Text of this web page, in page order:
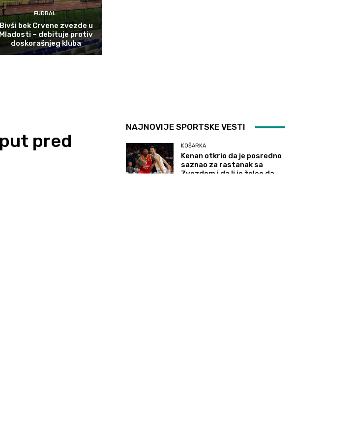
FUDBAL
Bivši bek Crvene zvezde u
Mladosti – debituje protiv
doskorašnjeg kluba